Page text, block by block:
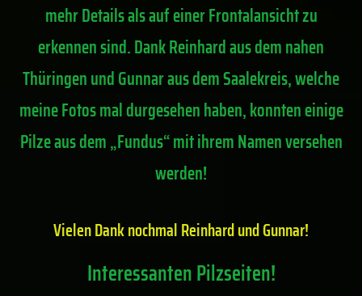
mehr Details als auf einer Frontalansicht zu
erkennen sind. Dank Reinhard aus dem nahen
Thüringen und Gunnar aus dem Saalekreis, welche
meine Fotos mal durgesehen haben, konnten einige
Pilze aus dem „Fundus“ mit ihrem Namen versehen
werden!
Vielen Dank nochmal Reinhard und Gunnar!
Interessanten Pilzseiten!